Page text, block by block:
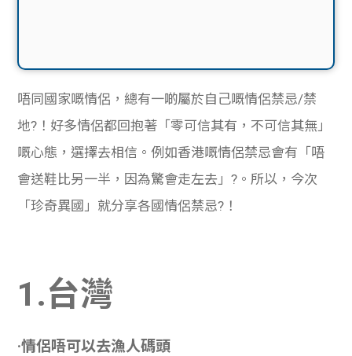
唔同國家嘅情侶，總有一啲屬於自己嘅情侶禁忌/禁
地?！好多情侶都回抱著「零可信其有，不可信其無」
嘅心態，選擇去相信。例如香港嘅情侶禁忌會有「唔
會送鞋比另一半，因為驚會走左去」?。所以，今次
「珍奇異國」就分享各國情侶禁忌?！
1.台灣
·情侶唔可以去漁人碼頭